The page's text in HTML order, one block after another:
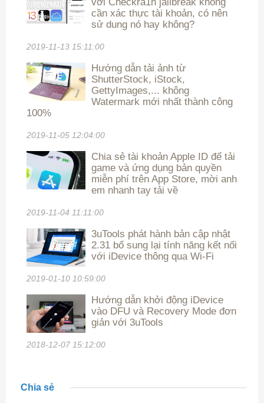
cần xác thực tài khoản, có nên
sử dung nó hay không?
2019-11-13 15:11:00
Hướng dẫn tải ảnh từ
ShutterStock, iStock,
GettyImages,... không
Watermark mới nhất thành công
100%
2019-11-05 12:04:00
Chia sẻ tài khoản Apple ID để tải
game và ứng dụng bản quyền
miễn phí trên App Store, mời anh
em nhanh tay tải về
2019-11-04 11:11:00
3uTools phát hành bản cập nhật
2.31 bổ sung lại tính năng kết nối
với iDevice thông qua Wi-Fi
2019-01-10 10:59:00
Hướng dẫn khởi động iDevice
vào DFU và Recovery Mode đơn
giản với 3uTools
2018-12-07 15:12:00
Chia sẻ